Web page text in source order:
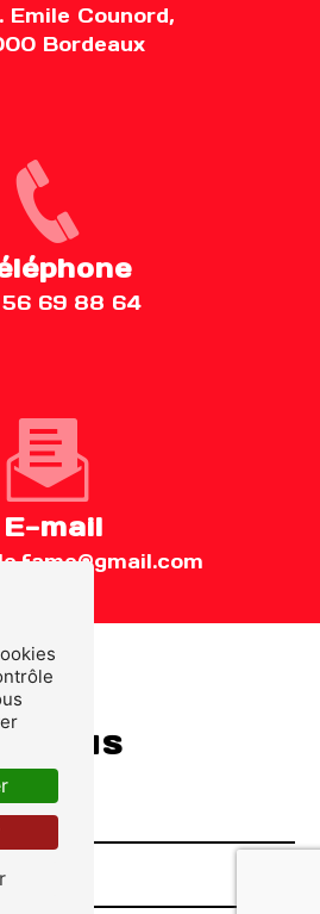
Emile Counord,
Bordeaux
69 88 64
E-mail
nous